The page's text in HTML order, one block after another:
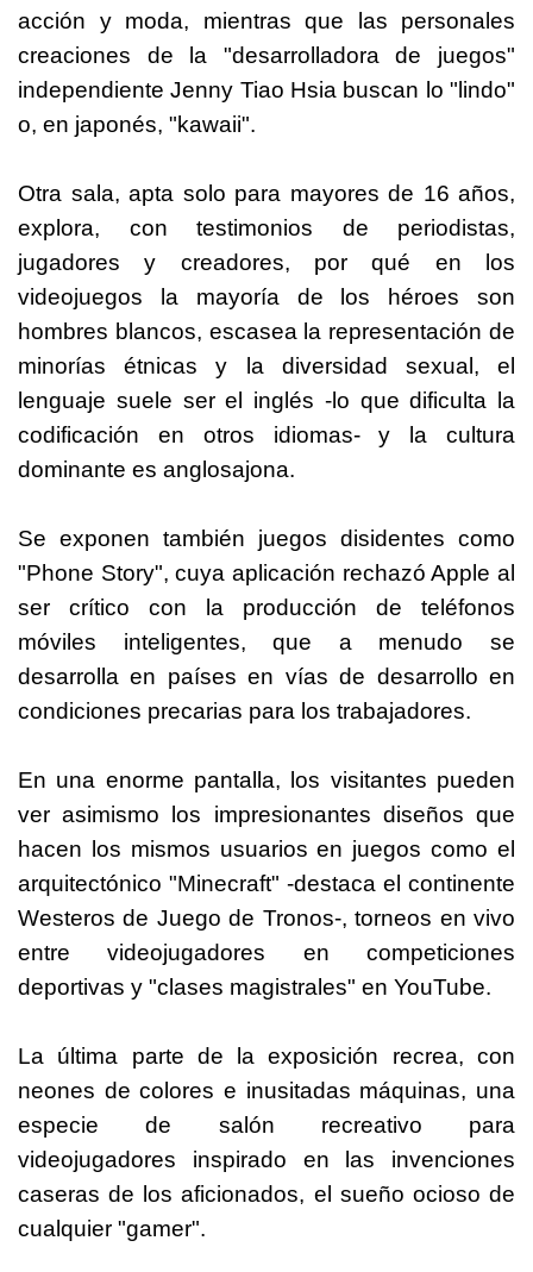
acción y moda, mientras que las personales
creaciones de la "desarrolladora de juegos"
independiente Jenny Tiao Hsia buscan lo "lindo"
o, en japonés, "kawaii".
Otra sala, apta solo para mayores de 16 años,
explora, con testimonios de periodistas,
jugadores y creadores, por qué en los
videojuegos la mayoría de los héroes son
hombres blancos, escasea la representación de
minorías étnicas y la diversidad sexual, el
lenguaje suele ser el inglés -lo que dificulta la
codificación en otros idiomas- y la cultura
dominante es anglosajona.
Se exponen también juegos disidentes como
"Phone Story", cuya aplicación rechazó Apple al
ser crítico con la producción de teléfonos
móviles inteligentes, que a menudo se
desarrolla en países en vías de desarrollo en
condiciones precarias para los trabajadores.
En una enorme pantalla, los visitantes pueden
ver asimismo los impresionantes diseños que
hacen los mismos usuarios en juegos como el
arquitectónico "Minecraft" -destaca el continente
Westeros de Juego de Tronos-, torneos en vivo
entre videojugadores en competiciones
deportivas y "clases magistrales" en YouTube.
La última parte de la exposición recrea, con
neones de colores e inusitadas máquinas, una
especie de salón recreativo para
videojugadores inspirado en las invenciones
caseras de los aficionados, el sueño ocioso de
cualquier "gamer".